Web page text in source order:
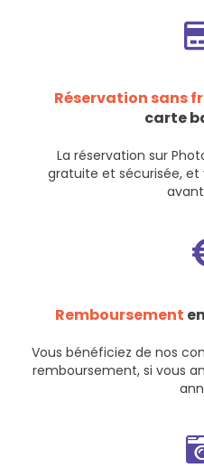
Réservation sans
carte
La réservation sur
gratuite et sécurisée,
Remboursement
Vous bénéficiez de nos
remboursement, si vous